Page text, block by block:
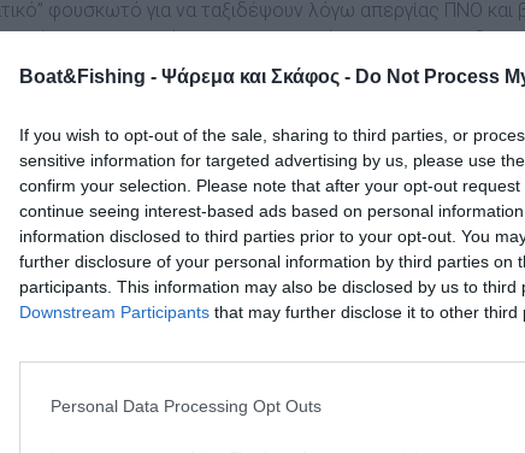
Boat&Fishing - Ψάρεμα και Σκάφος - Do Not Process
If you wish to opt-out of the sale, sharing to third parties, or
sensitive information for targeted advertising by us, please use
confirm your selection. Please note that after your opt-out
continue seeing interest-based ads based on personal
information disclosed to third parties prior to your opt-out. You
further disclosure of your personal information by third parties on
participants. This information may also be disclosed by us to third
Downstream Participants that may further disclose it to other third
Personal Data Processing Opt Outs
φουσκωτό για να ταξιδέψουν λόγω απεργίας ΠΝΟ και
έπιασε στο λιμάνι λίγο πριν ξεκινήσουν για το ταξίδι
το κεφάλι.
φουσκωτό εκτός των οκτώ τουριστών, επέβαιναν
χειριστής. Οι 8 Αμερικάνοι τουρίστες επέλεξαν να
απεργίας της ΠΝΟ.
το ταξίδι είχε προγραμματιστεί από εταιρεία
Χειριστής και ιδιοκτήτης δεν κρατούνται, ωστόσο